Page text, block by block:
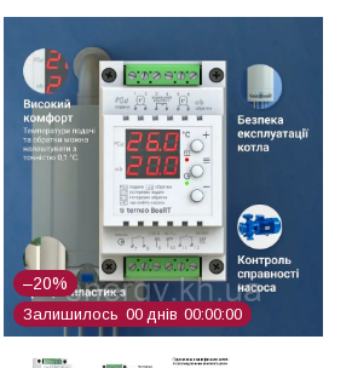
–20%
Залишилось 00 днів 00 00 00